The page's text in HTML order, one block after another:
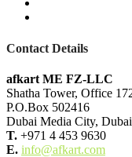
Contact Details
afkart ME FZ-LLC
Shatha Tower, Office
P.O.Box 502416
Dubai Media City,
T. +971 4 453 9630
E. info@afkart.com